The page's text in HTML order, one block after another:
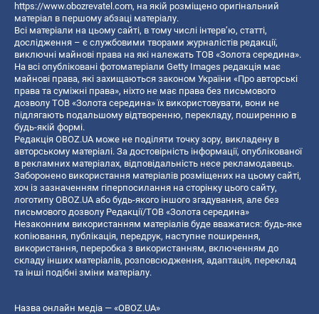
https://www.obozrevatel.com, на якій розміщено оригінальний
матеріал в першому абзаці матеріалу.
Всі матеріали на цьому сайті, в тому числі інтерв’ю, статті,
дослідження – є службовими творами журналістів редакції,
виключні майнові права на які належать ТОВ «Золота середина».
На всі опубліковані фотоматеріали Getty Images редакція має
майнові права, які захищаються законом України «Про авторські
права та суміжні права», ніхто не має права без письмового
дозволу ТОВ «Золота середина» їх використовувати, вони не
підлягають подальшому відтворенню, перекладу, поширенню в
будь-якій формі.
Редакція OBOZ.UA може не поділяти точку зору, викладену в
авторському матеріалі. За достовірність інформації, опублікованої
в рекламних матеріалах, відповідальність несе рекламодавець.
Заборонено використання матеріалів розміщених на цьому сайті,
хоч із зазначенням гіперпосилання на сторінку цього сайту,
логотипу OBOZ.UA або будь-якого іншого згадування, але без
письмового дозволу Редакції/ТОВ «Золота середина»
Незаконним використанням матеріалів буде вважатися: будь-яке
копiювання, публiкацiя, передрук, наступне поширення,
використання, переробка з використанням, включенням до
складу інших матеріалів, розповсюдження, адаптація, переклад
та інші подібні зміни матеріалу.
Назва онлайн медіа — «OBOZ.UA»